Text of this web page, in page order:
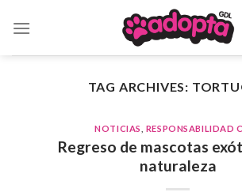
TAG ARCHIVES:
NOTICIAS RESPONSABILIDAD
Regreso de mascotas
naturaleza